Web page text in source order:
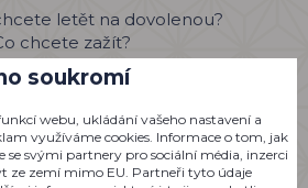
letět na dovolenou?
chcete zažít?
nebo rovnou all inclusive?
a cokoliv dalšího.
*
soukromí
webu, ukládání vašeho nastavení a
využíváme cookies. Informace o tom, jak
se svými partnery pro sociální média, inzerci
ze zemí mimo EU. Partneři tyto údaje